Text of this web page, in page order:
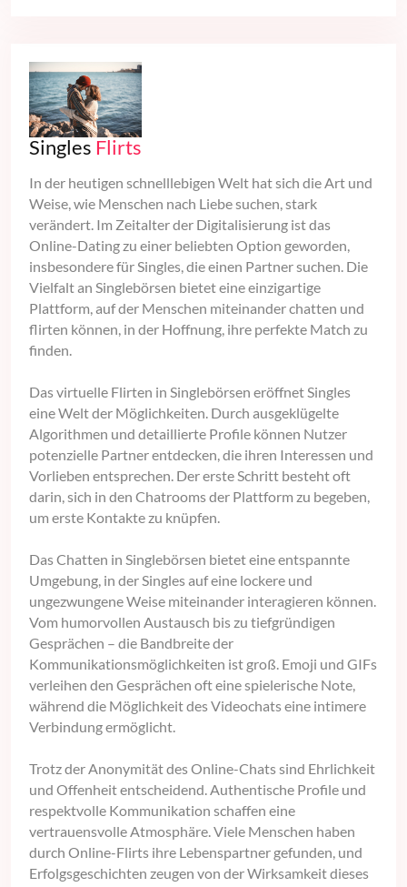
Singles Flirts
In der heutigen schnelllebigen Welt hat sich die Art und
Weise, wie Menschen nach Liebe suchen, stark
verändert. Im Zeitalter der Digitalisierung ist das
Online-Dating zu einer beliebten Option geworden,
insbesondere für Singles, die einen Partner suchen. Die
Vielfalt an Singlebörsen bietet eine einzigartige
Plattform, auf der Menschen miteinander chatten und
flirten können, in der Hoffnung, ihre perfekte Match zu
finden.
Das virtuelle Flirten in Singlebörsen eröffnet Singles
eine Welt der Möglichkeiten. Durch ausgeklügelte
Algorithmen und detaillierte Profile können Nutzer
potenzielle Partner entdecken, die ihren Interessen und
Vorlieben entsprechen. Der erste Schritt besteht oft
darin, sich in den Chatrooms der Plattform zu begeben,
um erste Kontakte zu knüpfen.
Das Chatten in Singlebörsen bietet eine entspannte
Umgebung, in der Singles auf eine lockere und
ungezwungene Weise miteinander interagieren können.
Vom humorvollen Austausch bis zu tiefgründigen
Gesprächen – die Bandbreite der
Kommunikationsmöglichkeiten ist groß. Emoji und GIFs
verleihen den Gesprächen oft eine spielerische Note,
während die Möglichkeit des Videochats eine intimere
Verbindung ermöglicht.
Trotz der Anonymität des Online-Chats sind Ehrlichkeit
und Offenheit entscheidend. Authentische Profile und
respektvolle Kommunikation schaffen eine
vertrauensvolle Atmosphäre. Viele Menschen haben
durch Online-Flirts ihre Lebenspartner gefunden, und
Erfolgsgeschichten zeugen von der Wirksamkeit dieses